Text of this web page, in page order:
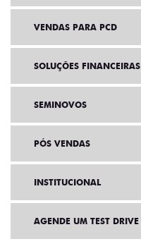
VENDAS PARA PCD
SOLUÇÕES FINANCEIRAS
SEMINOVOS
PÓS VENDAS
INSTITUCIONAL
AGENDE UM TEST DRIVE